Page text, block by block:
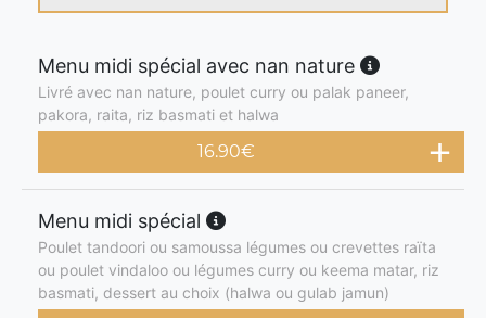
Menu midi spécial avec nan nature
Livré avec nan nature, poulet curry ou palak paneer,
pakora, raita, riz basmati et halwa
16.90€
Menu midi spécial
Poulet tandoori ou samoussa légumes ou crevettes raïta
ou poulet vindaloo ou légumes curry ou keema matar, riz
basmati, dessert au choix (halwa ou gulab jamun)